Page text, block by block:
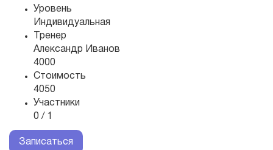
Уровень
Индивидуальная
Тренер
Александр Иванов
4000
Стоимость
4050
Участники
0 / 1
Записаться